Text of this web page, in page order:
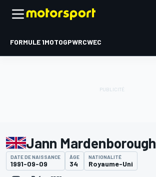
FORMULE 1MOTOGPWRCWEC
Jann Mardenborough
DATE DE NAISSANCE
1991-09-09
ÂGE
34
NATIONALITÉ
Royaume-Uni